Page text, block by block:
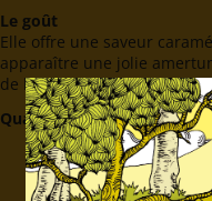
Le goût
Elle offre une saveur
apparaître une jolie
de bouche.
Quantité:33 cl.